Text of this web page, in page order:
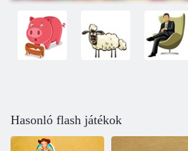
Hasonló flash játékok